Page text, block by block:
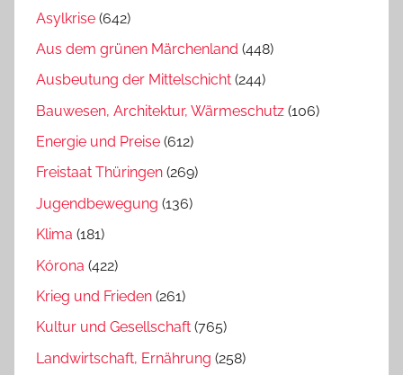
Asylkrise (642)
Aus dem grünen Märchenland (448)
Ausbeutung der Mittelschicht (244)
Bauwesen, Architektur, Wärmeschutz (106)
Energie und Preise (612)
Freistaat Thüringen (269)
Jugendbewegung (136)
Klima (181)
Kórona (422)
Krieg und Frieden (261)
Kultur und Gesellschaft (765)
Landwirtschaft, Ernährung (258)